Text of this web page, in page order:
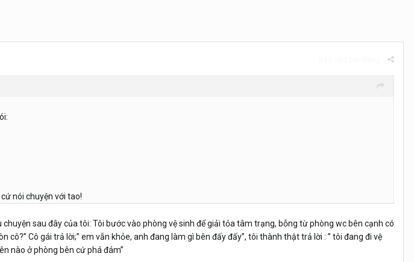
nói chuyện với tao!
sau đây của tôi: Tôi bước vào phòng vệ sinh để giải tỏa tâm trạng, bỗng từ phòng wc bên cạnh có
cô?” Cô gái trả lời;” em vẫn khỏe, anh đang làm gì bên đấy đấy”, tôi thành thật trả lời : ” tôi đang đi vệ
nào ở phòng bên cứ phá đám”